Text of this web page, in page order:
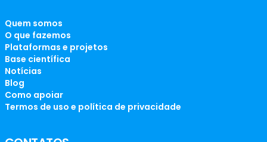
Quem somos
O que fazemos
Plataformas e projetos
Base científica
Notícias
Blog
Como apoiar
Termos de uso e política de privacidade